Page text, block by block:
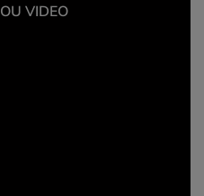
VIDEO